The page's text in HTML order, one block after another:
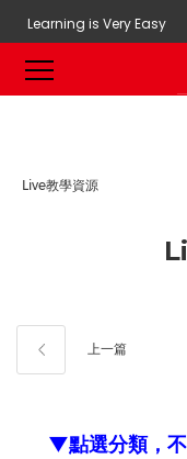
Learning is Very Easy
Live教學資源
上一篇
▼點選分類，